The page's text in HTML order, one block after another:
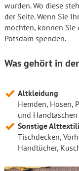
wurden. Wo diese
der Seite. Wenn Sie
möchten, können Sie
Potsdam spenden.
Was gehört in
Altkleidung
Hemden, Hosen,
und Handtaschen
Sonstige
Tischdecken,
Handtücher,